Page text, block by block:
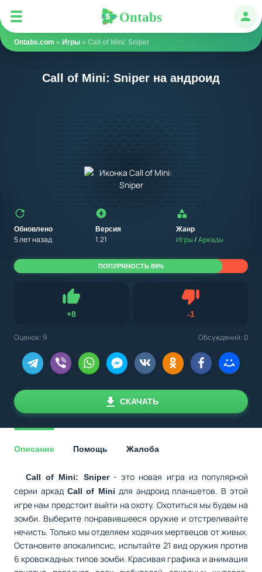
Ontabs
Ontabs.com » Игры » Call of Mini: Sniper
Call of Mini: Sniper на андроид
Обновлено
5 лет назад
Версия
1.21
Жанр
Игры/Аркады
+8
Нравится
-1
Оценок: 9 Обсуждений: 0
ПОПУРЯНОСТЬ 89%
СКАЧАТЬ
Описание Помощь Жалоба
Call of Mini: Sniper- это новая игра из популярной
серии аркад Call of Mini для андроид планшетов. В этой
игре нам предстоит выйти на охоту. Охотиться мы будем на
зомби. Выберите понравившееся оружие и отстреливайте
нечисть. Только мы отделяем ходячих мертвецов от живых.
Остановите апокалипсис, испытайте 21 вид оружия против
6 кровожадных типов зомби. Красивая графика и анимация